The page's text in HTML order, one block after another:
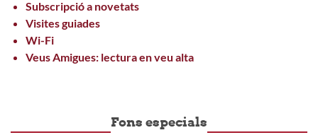
Subscripció a novetats
Visites guiades
Wi-Fi
Veus Amigues: lectura en veu alta
Fons especials